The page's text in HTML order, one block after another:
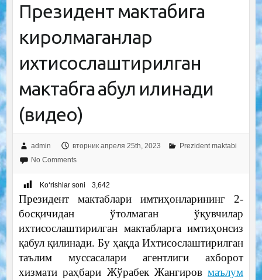
Президент мактабига
киролмаганлар
ихтисослаштирилган
мактабга қабул қилинади
(видео)
admin вторник апреля 25th, 2023
Prezident maktabi
No Comments
Ko‘rishlar soni 3,642
Президент мактаблари имтиҳонларининг 2-
босқичидан ўтолмаган ўқувчилар
ихтисослаштирилган мактабларга имтиҳонсиз
қабул қилинади. Бу ҳақда Ихтисослаштирилган
таълим муссасалари агентлиги ахборот
хизмати раҳбари Жўрабек Жангировмаълум